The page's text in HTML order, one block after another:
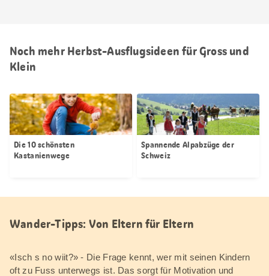
Noch mehr Herbst-Ausflugsideen für Gross und
Klein
Die 10 schönsten
Kastanienwege
Spannende Alpabzüge der
Schweiz
Wander-Tipps: Von Eltern für Eltern
«Isch s no wiit?» - Die Frage kennt, wer mit seinen Kindern
oft zu Fuss unterwegs ist. Das sorgt für Motivation und